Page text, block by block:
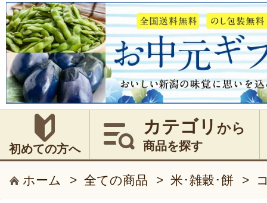
初めての方へ
カテゴリ から
商品を探す
ホーム > 全ての商品 > 米･雑穀･餅 >